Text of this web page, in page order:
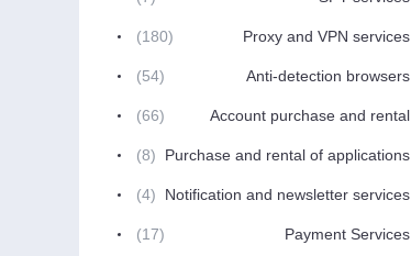
Proxy and VPN services
(180)
Anti-detection browsers
(54)
Account purchase and rental
(66)
Purchase and rental of applications
(8)
Notification and newsletter services
(4)
Payment Services
(17)